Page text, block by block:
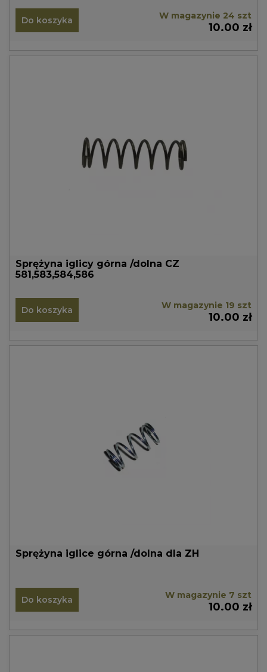
Do koszyka W magazynie 24 szt
10.00 zł
Sprężyna iglicy górna /dolna CZ
581,583,584,586
Do koszyka W magazynie 19 szt
10.00 zł
Sprężyna iglice górna /dolna dla ZH
Do koszyka W magazynie 7 szt
10.00 zł